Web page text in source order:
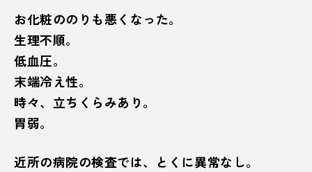
お化粧ののりも悪くなった。
生理不順。
低血圧。
末端冷え性。
時々、立ちくらみあり。
胃弱。
近所の病院の検査では、とくに異常なし。